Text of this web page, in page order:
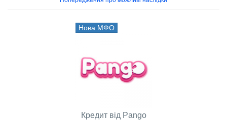
Нова МФО
Кредит від Pango